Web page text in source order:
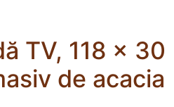
TV, 118 x
de acacia